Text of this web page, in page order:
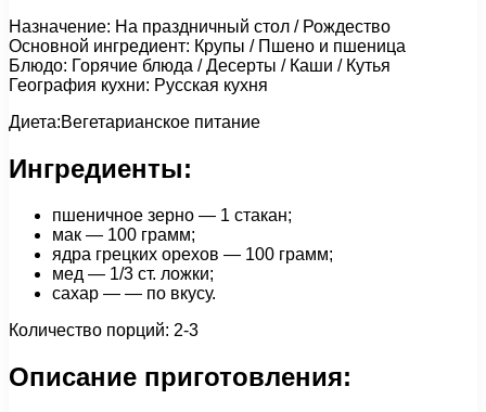
Назначение: На праздничный стол / Рождество
Основной ингредиент: Крупы / Пшено и пшеница
Блюдо: Горячие блюда / Десерты / Каши / Кутья
География кухни: Русская кухня
Диета:Вегетарианское питание
Ингредиенты:
пшеничное зерно — 1 стакан;
мак — 100 грамм;
ядра грецких орехов — 100 грамм;
мед — 1/3 ст. ложки;
сахар — — по вкусу.
Количество порций: 2-3
Описание приготовления: